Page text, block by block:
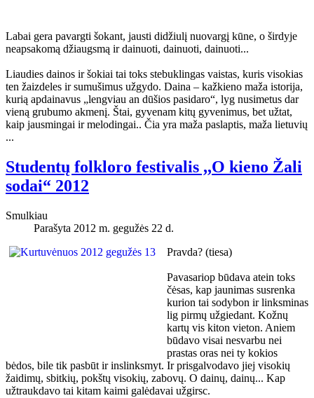
Labai gera pavargti šokant, jausti didžiulį nuovargį kūne, o širdyje
neapsakomą džiaugsmą ir dainuoti, dainuoti, dainuoti...
Liaudies dainos ir šokiai tai toks stebuklingas vaistas, kuris visokias
ten žaizdeles ir sumušimus užgydo. Daina – kažkieno maža istorija,
kurią apdainavus „lengviau an dūšios pasidaro“, lyg nusimetus dar
vieną grubumo akmenį. Štai, gyvenam kitų gyvenimus, bet užtat,
kaip jausmingai ir melodingai.. Čia yra maža paslaptis, maža lietuvių
...
Studentų folkloro festivalis ,,O kieno Žali
sodai“ 2012
Smulkiau
Parašyta 2012 m. gegužės 22 d.
Pravda? (tiesa)
Pavasariop būdava atein toks
čėsas, kap jaunimas susrenka
kurion tai sodybon ir linksminas
lig pirmų užgiedant. Kožnų
kartų vis kiton vieton. Aniem
būdavo visai nesvarbu nei
prastas oras nei ty kokios
bėdos, bile tik pasbūt ir inslinksmyt. Ir prisgalvodavo jiej visokių
žaidimų, sbitkių, pokštų visokių, zabovų. O dainų, dainų... Kap
užtraukdavo tai kitam kaimi galėdavai užgirsc.